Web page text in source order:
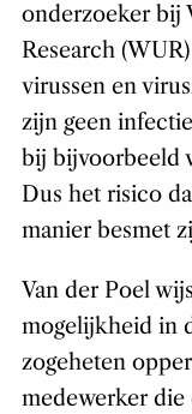
onderzoeker bij
Research
virussen en
zijn geen
bij bijvoorbeeld
Dus het risico
manier besmet
Van der Poel
mogelijkheid in
zogeheten
medewerker